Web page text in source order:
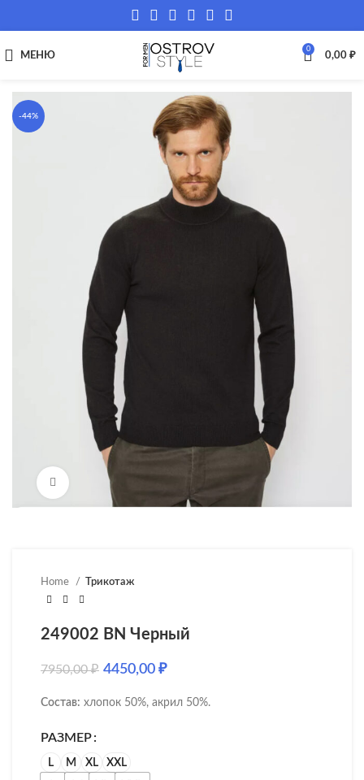
МЕНЮ
0
0,00 ₽
-44%
Нажмите, чтобы увеличить
Home Трикотаж
249002 BN Черный
7950,00₽ 4450,00 ₽
Состав: хлопок 50%, акрил 50%.
РАЗМЕР
L M XL XXL